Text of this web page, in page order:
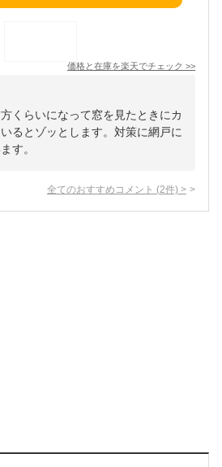
価格と在庫を楽天でチェック >>
くらいになって窓を見たときにカ
るとゾッとします。対策に網戸に
す。
全てのおすすめコメント (2件) >